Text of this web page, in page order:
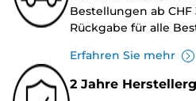
Bestellungen ab
Rückgabe für alle
Erfahren Sie mehr
2 Jahre